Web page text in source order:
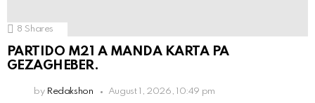
8 Shares
PARTIDO M21 A MANDA KARTA PA
GEZAGHEBER.
by Redakshon August 1, 2026, 10:49 pm